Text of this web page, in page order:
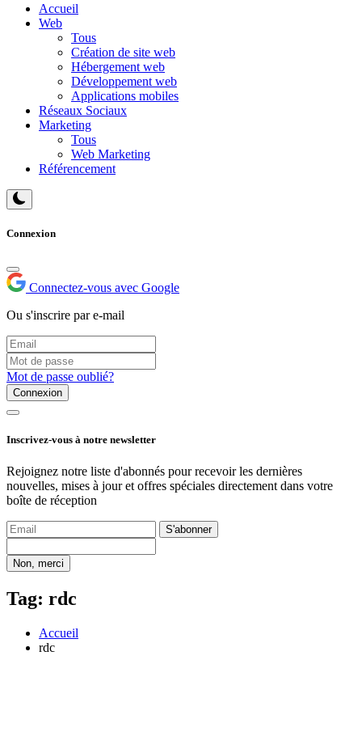
Accueil
Web
Tous
Création de site web
Hébergement web
Développement web
Applications mobiles
Réseaux Sociaux
Marketing
Tous
Web Marketing
Référencement
Connexion
Connectez-vous avec Google
Ou s'inscrire par e-mail
Mot de passe oublié?
Connexion
Inscrivez-vous à notre newsletter
Rejoignez notre liste d'abonnés pour recevoir les dernières
nouvelles, mises à jour et offres spéciales directement dans votre
boîte de réception
S'abonner
Non, merci
Tag: rdc
Accueil
rdc